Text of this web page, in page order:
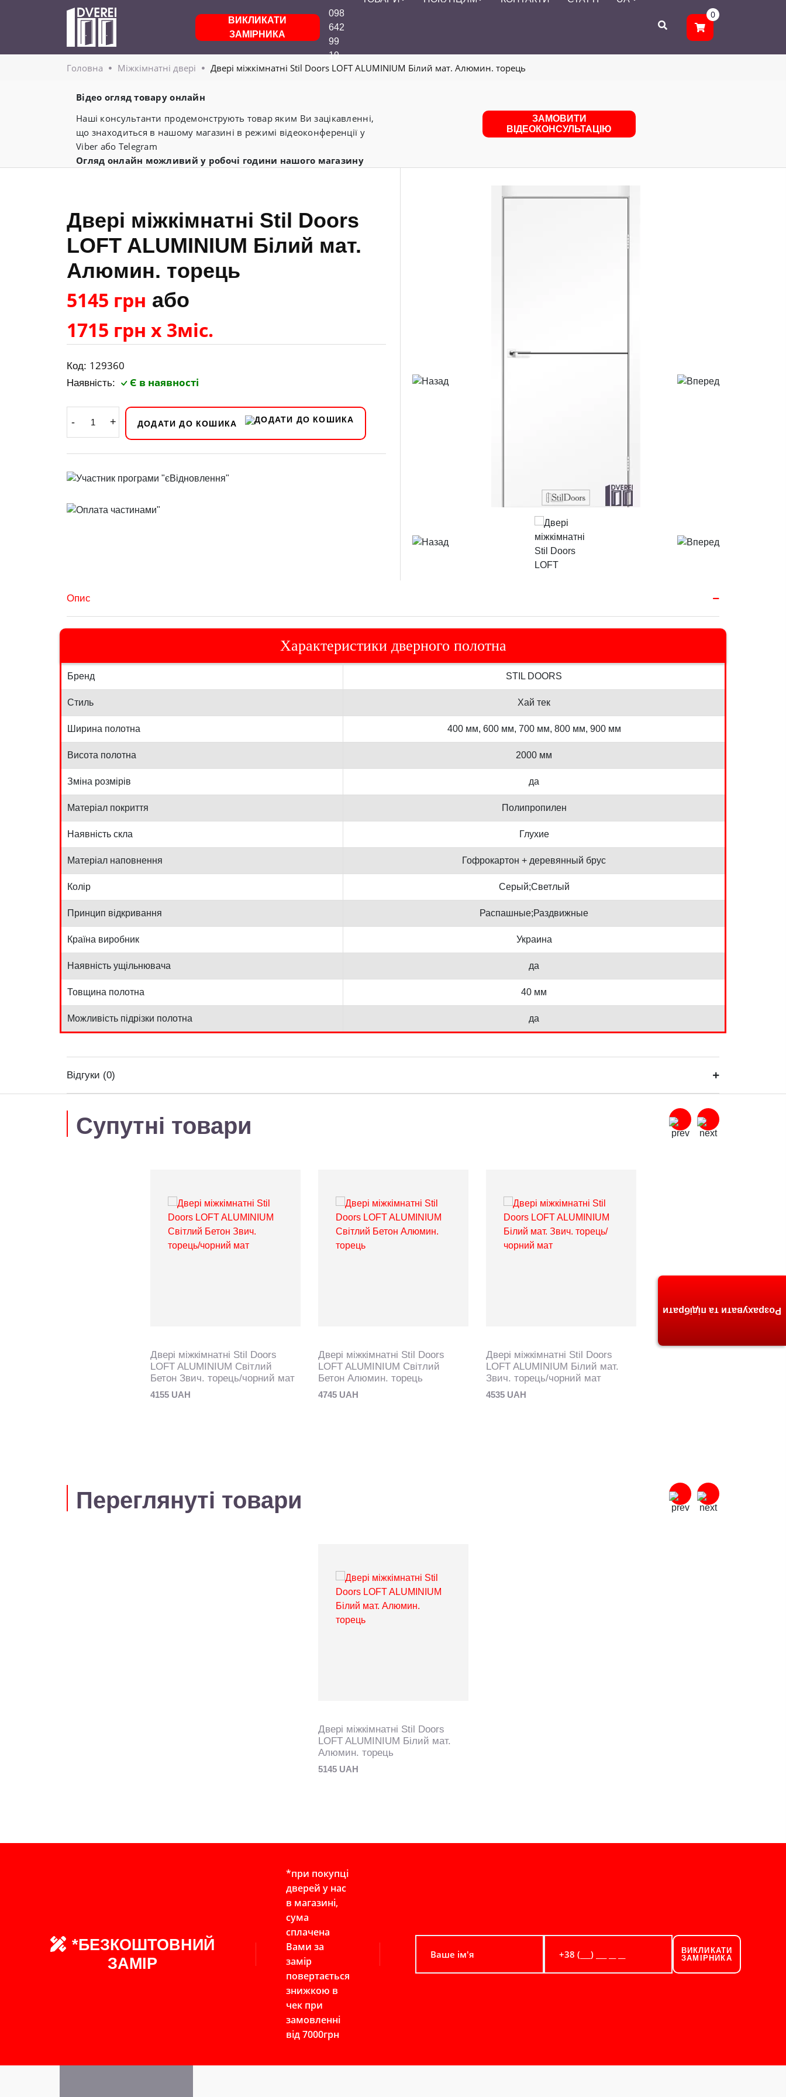
ВИКЛИКАТИ
ЗАМІРНИКА
098
642
99
19
0
Головнa Міжкімнатні двері Двері міжкімнатні Stil Doors LOFT ALUMINIUM Білий мат. Алюмин. торець
Відео огляд товару онлайн
Наші консультанти продемонструють товар яким Ви зацікавленні,
що знаходиться в нашому магазині в режимі відеоконференції у
Viber або Telegram
Огляд онлайн можливий у робочі години нашого магазину
ЗАМОВИТИ
ВІДЕОКОНСУЛЬТАЦІЮ
Двері міжкімнатні Stil Doors
LOFT ALUMINIUM Білий мат.
Алюмин. торець
5145 грн або
1715 грн х 3міс.
Код: 129360
Наявність: Є в наявності
- + ДОДАТИ ДО КОШИКА
Опис
Характеристики дверного полотна
Бренд STIL DOORS
Стиль Хай тек
Ширина полотна 400 мм, 600 мм, 700 мм, 800 мм, 900 мм
Висота полотна 2000 мм
Зміна розмірів да
Матеріал покриття Полипропилен
Наявність скла Глухие
Матеріал наповнення Гофрокартон + деревянный брус
Колір Серый;Светлый
Принцип відкривання Распашные;Раздвижные
Країна виробник Украина
Наявність ущільнювача да
Товщина полотна 40 мм
Можливість підрізки полотна да
Відгуки (0)
Супутні товари
Двері міжкімнатні Stil Doors
LOFT ALUMINIUM Світлий
Бетон Звич. торець/чорний мат
4155 UAH
Двері міжкімнатні Stil Doors
LOFT ALUMINIUM Світлий
Бетон Алюмин. торець
4745 UAH
Двері міжкімнатні Stil Doors
LOFT ALUMINIUM Білий мат.
Звич. торець/чорний мат
4535 UAH
Переглянуті товари
Двері міжкімнатні Stil Doors
LOFT ALUMINIUM Білий мат.
Алюмин. торець
5145 UAH
*БЕЗКОШТОВНИЙ
ЗАМІР
*при покупці
дверей у нас
в магазині,
сума
сплачена
Вами за
замір
повертається
знижкою в
чек при
замовленні
від 7000грн
ВИКЛИКАТИ
ЗАМІРНИКА
Розрахувати та підібрати